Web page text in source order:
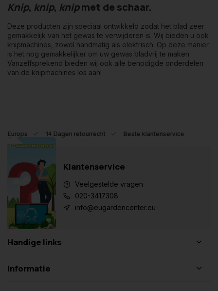
Knip, knip, knipmet de schaar.
Deze producten zijn speciaal ontwikkeld zodat het blad zeer
gemakkelijk van het gewas te verwijderen is. Wij bieden u ook
knipmachines, zowel handmatig als elektrisch. Op deze manier
is het nog gemakkelijker om uw gewas bladvrij te maken.
Vanzelfsprekend bieden wij ook alle benodigde onderdelen
van de knipmachines los aan!
Europa 14 Dagen retourrecht Beste klantenservice
Klantenservice
Veelgestelde vragen
020-3417308
info@eugardencenter.eu
Handige links
Informatie